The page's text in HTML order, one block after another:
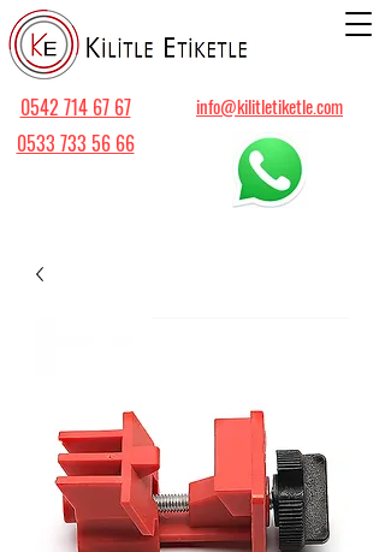
info@kilitletiketle.com
0542 714 67 67
0533 733 56 66